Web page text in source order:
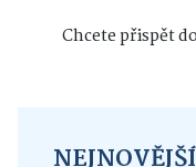
Chcete přispět